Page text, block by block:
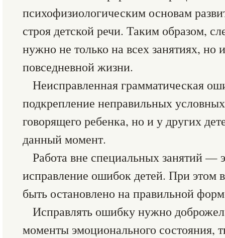
психофизиологическим основам
строя детской речи. Таким образом,
нужно не только на всех занятиях, но
повседневной жизни.
Неисправленная грамматическая
подкрепление неправильных
говорящего ребенка, но и у других
данный момент.
Работа вне специальных занятий —
исправление ошибок детей. При этом
быть остановлено на правильной
Исправлять ошибку нужно
моменты эмоционального состояния,